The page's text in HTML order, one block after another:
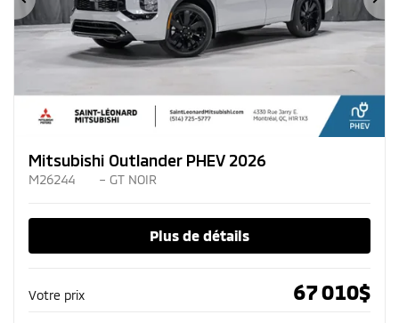
Précédent
Mitsubishi Outlander PHEV 2026
M26244 – GT NOIR
Plus de détails
Votre prix 67 010$